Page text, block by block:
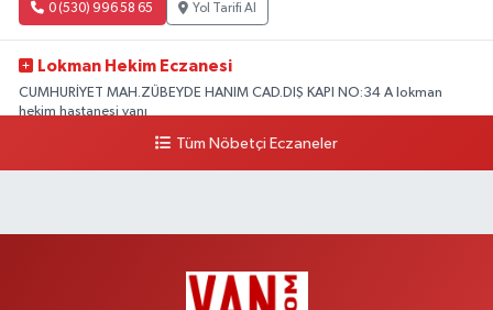
0 (530) 996 58 65 Yol Tarifi Al
Lokman Hekim Eczanesi
CUMHURİYET MAH.ZÜBEYDE HANIM CAD.DIŞ KAPI NO:34 A lokman
hekim hastanesi yanı
Yol Tarifi Al
Tüm Nöbetçi Eczaneler